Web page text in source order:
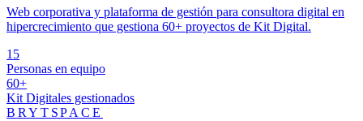
Web corporativa y plataforma de gestión para consultora digital en
hipercrecimiento que gestiona 60+ proyectos de Kit Digital.
15
Personas en equipo
60+
Kit Digitales gestionados
BRYTSPACE